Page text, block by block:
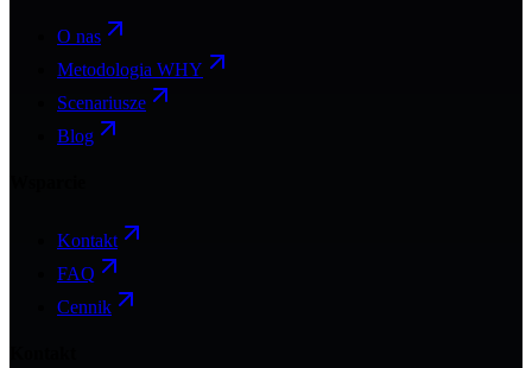
O nas
Metodologia WHY
Scenariusze
Blog
Kontakt
FAQ
Cennik